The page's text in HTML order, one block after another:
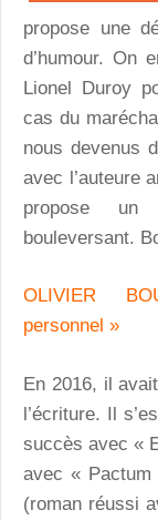
propose une
d’humour. On
Lionel Duroy
cas du
nous devenus
avec l’auteure
propose un
bouleversant.
OLIVIER
personnel »
En 2016, il
l’écriture. Il
succès avec «
avec «
(roman réussi